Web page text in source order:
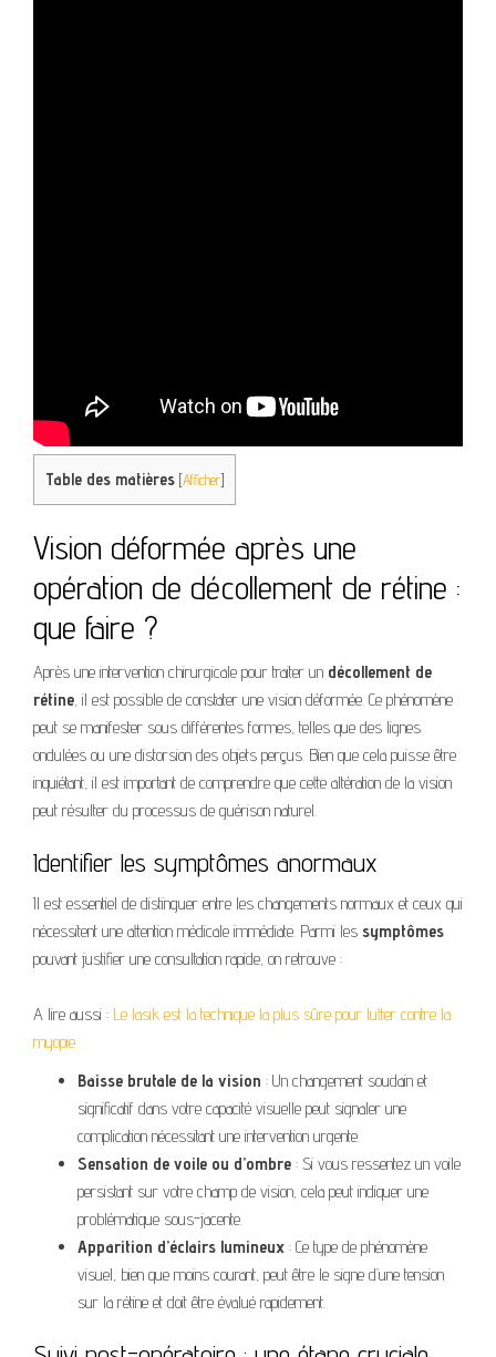
Table des matières [Afficher]
Vision déformée après une
opération de décollement de rétine :
que faire ?
Après une intervention chirurgicale pour traiter un décollement de
rétine, il est possible de constater une vision déformée. Ce phénomène
peut se manifester sous différentes formes, telles que des lignes
ondulées ou une distorsion des objets perçus. Bien que cela puisse être
inquiétant, il est important de comprendre que cette altération de la vision
peut résulter du processus de guérison naturel.
Identifier les symptômes anormaux
Il est essentiel de distinguer entre les changements normaux et ceux qui
nécessitent une attention médicale immédiate. Parmi les symptômes
pouvant justifier une consultation rapide, on retrouve :
A lire aussi : Le lasik est la technique la plus sûre pour lutter contre la
myopie
Baisse brutale de la vision : Un changement soudain et
significatif dans votre capacité visuelle peut signaler une
complication nécessitant une intervention urgente.
Sensation de voile ou d’ombre : Si vous ressentez un voile
persistant sur votre champ de vision, cela peut indiquer une
problématique sous-jacente.
Apparition d’éclairs lumineux : Ce type de phénomène
visuel, bien que moins courant, peut être le signe d’une tension
sur la rétine et doit être évalué rapidement.